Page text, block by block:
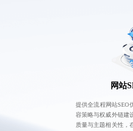
网站
提供全流程网站SEO
容策略与权威外链建
质量与主题相关性，